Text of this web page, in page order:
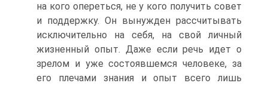
на кого опереться, не у кого получить совет
и поддержку. Он вынужден рассчитывать
исключительно на себя, на свой личный
жизненный опыт. Даже если речь идет о
зрелом и уже состоявшемся человеке, за
его плечами знания и опыт всего лишь